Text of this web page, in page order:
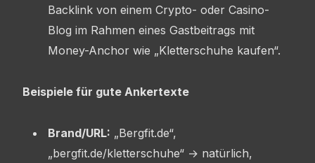
Backlink von einem Crypto- oder Casino-
Blog im Rahmen eines Gastbeitrags mit
Money-Anchor wie „Kletterschuhe kaufen“.
Beispiele für gute Ankertexte
Brand/URL: „Bergfit.de“,
„bergfit.de/kletterschuhe“ → natürlich,